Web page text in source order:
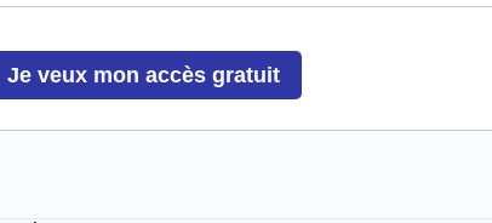
Je veux mon accès gratuit